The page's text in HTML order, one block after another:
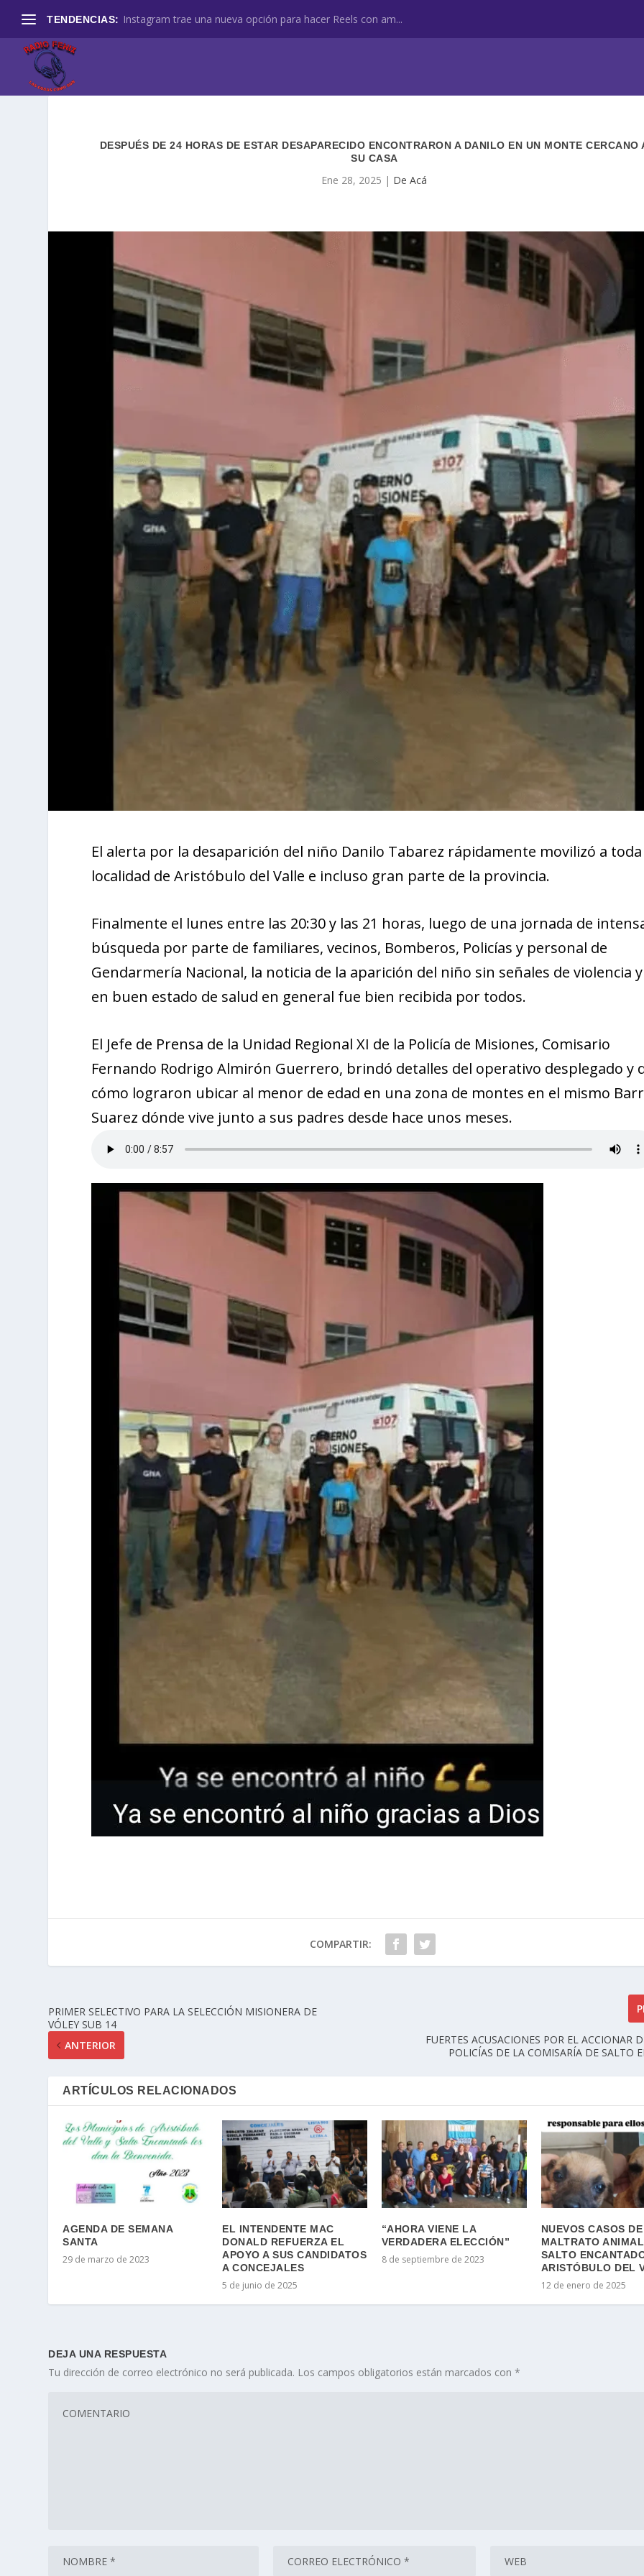
TENDENCIAS: Instagram trae una nueva opción para hacer Reels con am...
DESPUÉS DE 24 HORAS DE ESTAR DESAPARECIDO ENCONTRARON A DANILO EN UN MONTE CERCANO
SU CASA
Ene 28, 2025 | De Acá
El alerta por la desaparición del niño Danilo Tabarez rápidamente movilizó a
localidad de Aristóbulo del Valle e incluso gran parte de la provincia.
Finalmente el lunes entre las 20:30 y las 21 horas, luego de una jornada de
búsqueda por parte de familiares, vecinos, Bomberos, Policías y personal de
Gendarmería Nacional, la noticia de la aparición del niño sin señales de violencia y
en buen estado de salud en general fue bien recibida por todos.
El Jefe de Prensa de la Unidad Regional XI de la Policía de Misiones, Comisario
Fernando Rodrigo Almirón Guerrero, brindó detalles del operativo desplegado y
cómo lograron ubicar al menor de edad en una zona de montes en el mismo
Suarez dónde vive junto a sus padres desde hace unos meses.
COMPARTIR:
PRIMER SELECTIVO PARA LA SELECCIÓN MISIONERA DE
VÓLEY SUB 14
ANTERIOR
FUERTES ACUSACIONES POR EL ACCIONAR
POLICÍAS DE LA COMISARÍA DE SALTO
ARTÍCULOS RELACIONADOS
AGENDA DE SEMANA
SANTA
29 de marzo de 2023
EL INTENDENTE MAC
DONALD REFUERZA EL
APOYO A SUS CANDIDATOS
A CONCEJALES
5 de junio de 2025
“AHORA VIENE LA
VERDADERA ELECCIÓN”
8 de septiembre de 2023
NUEVOS CASOS DE
MALTRATO
SALTO
ARISTÓBULO DEL
12 de enero de 2025
DEJA UNA RESPUESTA
Tu dirección de correo electrónico no será publicada. Los campos obligatorios están marcados con*